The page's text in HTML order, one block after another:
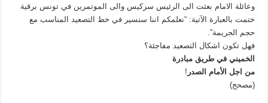
وعائلة الامام بعثت الى الرئيس سركيس والى الموتمرين في تونس برقية
ختمت بالعبارة الآتية: “نعلمكم اننا سنسير في خط التصعيد المناسب مع
حجم الجريمة”.
فهل تكون اشكال التصعيد مفاجئة؟
الخميني في طريق مبادرة
من اجل الأمام الصدر !
(مصحح)